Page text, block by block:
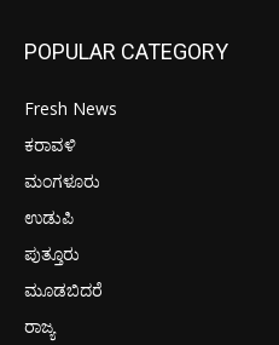
POPULAR CATEGORY
Fresh News
ಕರಾವಳಿ
ಮಂಗಳೂರು
ಉಡುಪಿ
ಪುತ್ತೂರು
ಮೂಡಬಿದರೆ
ರಾಜ್ಯ